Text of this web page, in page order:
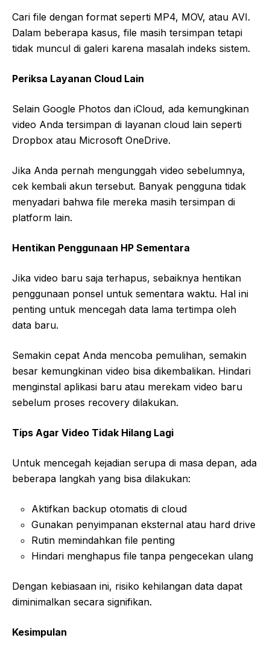
Cari file dengan format seperti MP4, MOV, atau AVI.
Dalam beberapa kasus, file masih tersimpan tetapi
tidak muncul di galeri karena masalah indeks sistem.
Periksa Layanan Cloud Lain
Selain Google Photos dan iCloud, ada kemungkinan
video Anda tersimpan di layanan cloud lain seperti
Dropbox atau Microsoft OneDrive.
Jika Anda pernah mengunggah video sebelumnya,
cek kembali akun tersebut. Banyak pengguna tidak
menyadari bahwa file mereka masih tersimpan di
platform lain.
Hentikan Penggunaan HP Sementara
Jika video baru saja terhapus, sebaiknya hentikan
penggunaan ponsel untuk sementara waktu. Hal ini
penting untuk mencegah data lama tertimpa oleh
data baru.
Semakin cepat Anda mencoba pemulihan, semakin
besar kemungkinan video bisa dikembalikan. Hindari
menginstal aplikasi baru atau merekam video baru
sebelum proses recovery dilakukan.
Tips Agar Video Tidak Hilang Lagi
Untuk mencegah kejadian serupa di masa depan, ada
beberapa langkah yang bisa dilakukan:
Aktifkan backup otomatis di cloud
Gunakan penyimpanan eksternal atau hard drive
Rutin memindahkan file penting
Hindari menghapus file tanpa pengecekan ulang
Dengan kebiasaan ini, risiko kehilangan data dapat
diminimalkan secara signifikan.
Kesimpulan